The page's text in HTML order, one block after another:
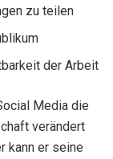
zu teilen
der Arbeit
Media die
verändert
kann er seine